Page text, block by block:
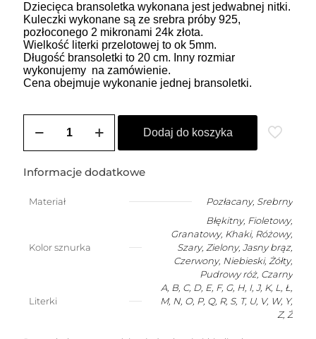
Dziecięca bransoletka wykonana jest jedwabnej nitki.
Kuleczki wykonane są ze srebra próby 925,
pozłoconego 2 mikronami 24k złota.
Wielkość literki przelotowej to ok 5mm.
Długość bransoletki to 20 cm. Inny rozmiar
wykonujemy na zamówienie.
Cena obejmuje wykonanie jednej bransoletki.
Bransoletka
dziecka
10
lat)
literką
Dodaj do koszyka
Informacje dodatkowe
Materiał Pozłacany, Srebrny
Kolor sznurka
Błękitny, Fioletowy,
Granatowy, Khaki, Różowy,
Szary, Zielony, Jasny brąz,
Czerwony, Niebieski, Żółty,
Pudrowy róż, Czarny
Literki
A, B, C, D, E, F, G, H, I, J, K, L, Ł,
M, N, O, P, Q, R, S, T, U, V, W, Y,
Z, Ż